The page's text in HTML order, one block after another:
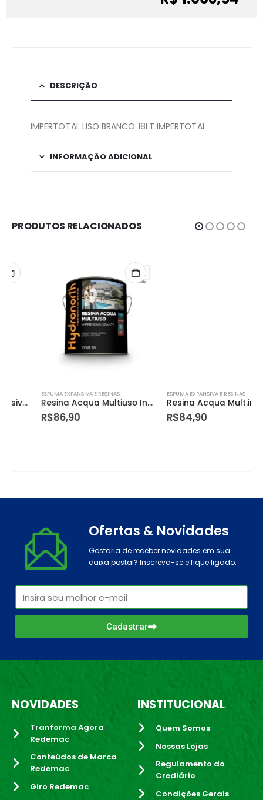
DESCRIÇÃO
IMPERTOTAL LISO BRANCO 18LT IMPERTOTAL
INFORMAÇÃO ADICIONAL
PRODUTOS RELACIONADOS
ESPUMA EXPANSIVA E RESINAS
Resina Acqua Multiuso Incolor Brilh. Galao 3.6l
86,90
ESPUMA EXPANSIVA E RESINAS
Resina Acqua Mult.incolor Fosca 3.6l
84,90
Ofertas & Novidades
Gostaria de receber novidades em sua
caixa postal? Inscreva-se e fique ligado.
Cadastrar
NOVIDADES
Tranforma Agora
Redemac
Conteúdos de Marca
Redemac
Giro Redemac
INSTITUCIONAL
Quem Somos
Nossas Lojas
Regulamento do
Crediário
Condições Gerais